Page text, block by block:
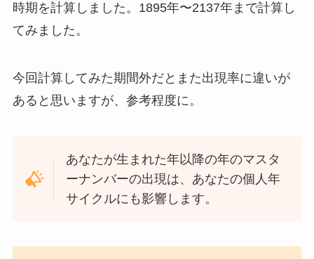
時期を計算しました。1895年〜2137年まで計算し
てみました。
今回計算してみた期間外だとまた出現率に違いが
あると思いますが、参考程度に。
あなたが生まれた年以降の年のマスタ
ーナンバーの出現は、あなたの個人年
サイクルにも影響します。